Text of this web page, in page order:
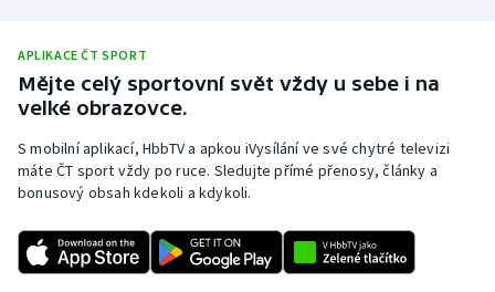
Ragby
Rychlobruslení
Rychlostní kanoistika
Short track
Sportovní střelba
APLIKACE ČT SPORT
Mějte celý sportovní svět vždy u sebe i na
velké obrazovce.
S mobilní aplikací, HbbTV a apkou iVysílání ve své chytré televizi
máte ČT sport vždy po ruce. Sledujte přímé přenosy, články a
bonusový obsah kdekoli a kdykoli.